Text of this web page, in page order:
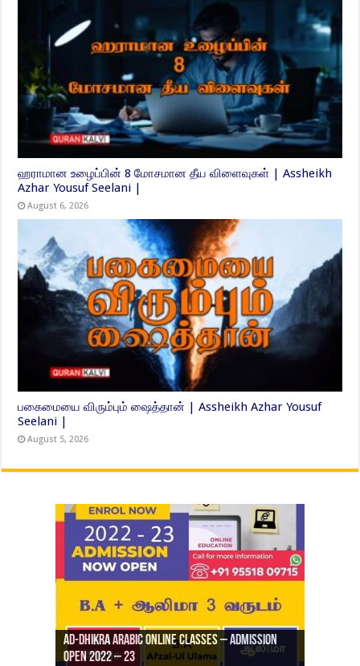
ஹராமான உழைப்பின் 8 மோசமான தீய விளைவுகள் | Assheikh
Azhar Yousuf Seelani |
August 6, 2026
பகைமையை விரும்பும் ஷைத்தான் | Assheikh Azhar Yousuf
Seelani |
August 5, 2026
Ad-Dhikra Arabic Online Classes – Admission
Open 2022 – 23
Ad-Dhikra Arabic Online Classes – BA Arabic
AD DHIKRA ARABIC COLLEGE ADMISSION
ரியாத் ஜும்ஆ தமிழாக்கம், Jamia Al Hajiri
Masjid (Kuwait Masjid), Malaz, Riyadh